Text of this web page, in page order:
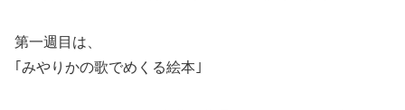
第一週目は、
｢みやりかの歌でめくる絵本｣